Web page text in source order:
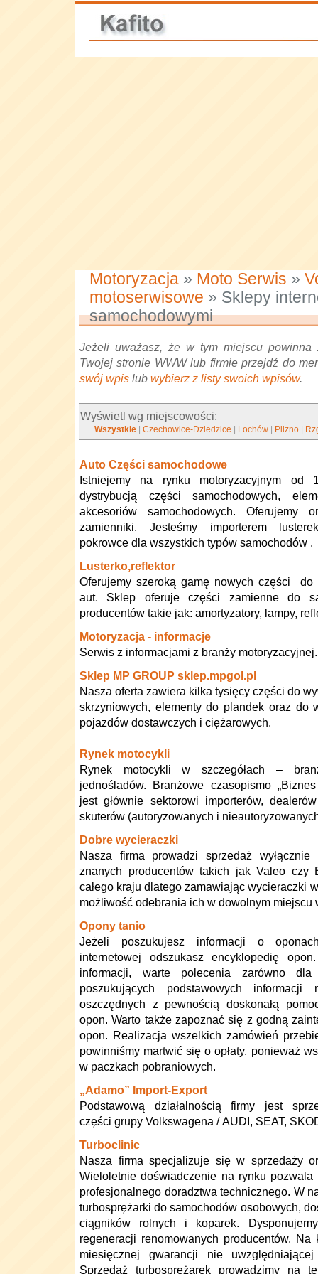
Motoryzacja » Moto Serwis »
motoserwisowe » Sklepy
samochodowymi
Jeżeli uważasz, że w tym miejscu powinna
Twojej stronie WWW lub firmie przejdź do
swój wpis lub wybierz z listy swoich wpisów.
Wyświetl wg miejscowości:
Wszystkie |Czechowice-Dziedzice Lochów Pilzno
Auto Części samochodowe
Istniejemy na rynku motoryzacyjnym od
dystrybucją części samochodowych,
akcesoriów samochodowych. Oferujemy
zamienniki. Jesteśmy importerem
pokrowce dla wszystkich typów samochodów .
Lusterko,reflektor
Oferujemy szeroką gamę nowych części do
aut. Sklep oferuje części zamienne do
producentów takie jak: amortyzatory, lampy,
Motoryzacja - informacje
Serwis z informacjami z branży motoryzacyjnej.
Sklep MP GROUP sklep.mpgol.pl
Nasza oferta zawiera kilka tysięcy części do
skrzyniowych, elementy do plandek oraz do
pojazdów dostawczych i ciężarowych.
Rynek motocykli
Rynek motocykli w szczegółach –
jednośladów. Branżowe czasopismo
jest głównie sektorowi importerów,
skuterów (autoryzowanych i
Dobre wycieraczki
Nasza firma prowadzi sprzedaż
znanych producentów takich jak Valeo czy
całego kraju dlatego zamawiając wycieraczki
możliwość odebrania ich w dowolnym miejscu
Opony tanio
Jeżeli poszukujesz informacji o
internetowej odszukasz encyklopedię
informacji, warte polecenia zarówno
poszukujących podstawowych
oszczędnych z pewnością doskonałą
opon. Warto także zapoznać się z godną
opon. Realizacja wszelkich zamówień
powinniśmy martwić się o opłaty, ponieważ
w paczkach pobraniowych.
„Adamo” Import-Export
Podstawową działalnością firmy jest
części grupy Volkswagena / AUDI, SEAT,
Turboclinic
Nasza firma specjalizuje się w sprzedaży
Wieloletnie doświadczenie na rynku pozwala
profesjonalnego doradztwa technicznego. W
turbosprężarki do samochodów osobowych,
ciągników rolnych i koparek.
regeneracji renomowanych producentów.
miesięcznej gwarancji nie
Sprzedaż turbosprężarek prowadzimy na